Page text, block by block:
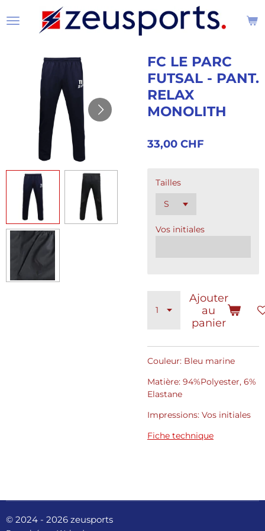
au
FC LE PARC
FUTSAL - PANT.
RELAX
MONOLITH
33,00 CHF
Tailles
Vos initiales
Ajouter
au
panier
Couleur: Bleu marine
Matière: 94%Polyester, 6%
Elastane
Impressions: Vos initiales
Fiche technique
© 2024 - 2026 zeusports